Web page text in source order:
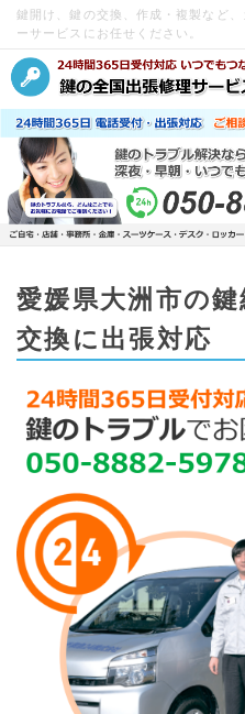
鍵開け、鍵の交換、作成・複製など
ーサービスにお任せください。
愛媛県大洲市の
交換に出張対応